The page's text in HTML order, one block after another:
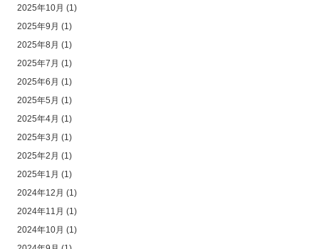
2025年10月 (1)
2025年9月 (1)
2025年8月 (1)
2025年7月 (1)
2025年6月 (1)
2025年5月 (1)
2025年4月 (1)
2025年3月 (1)
2025年2月 (1)
2025年1月 (1)
2024年12月 (1)
2024年11月 (1)
2024年10月 (1)